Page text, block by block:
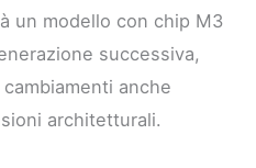
un modello con chip M3
successiva,
anche
architetturali.